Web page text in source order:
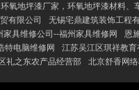
环氧地坪漆厂家，环氧地坪漆材料、
有限公司 无锡宅鼎建筑装饰工程
具维修公司--福州家具维修网
恩
特电脑维修网
江苏吴江区琪祥教
礼之东农产品经营部
北京舒香网